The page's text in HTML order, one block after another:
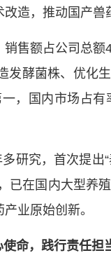
造，推动国产兽
售额占公司总
酵菌株、优化
，国内市场占
究，首次提出
在国内大型养
业原始创新。
使命，践行责任担